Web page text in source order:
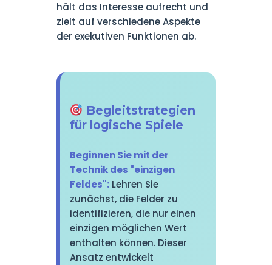
hält das Interesse aufrecht und
zielt auf verschiedene Aspekte
der exekutiven Funktionen ab.
Begleitstrategien
für logische Spiele
Beginnen Sie mit der
Technik des "einzigen
Feldes":Lehren Sie
zunächst, die Felder zu
identifizieren, die nur einen
einzigen möglichen Wert
enthalten können. Dieser
Ansatz entwickelt